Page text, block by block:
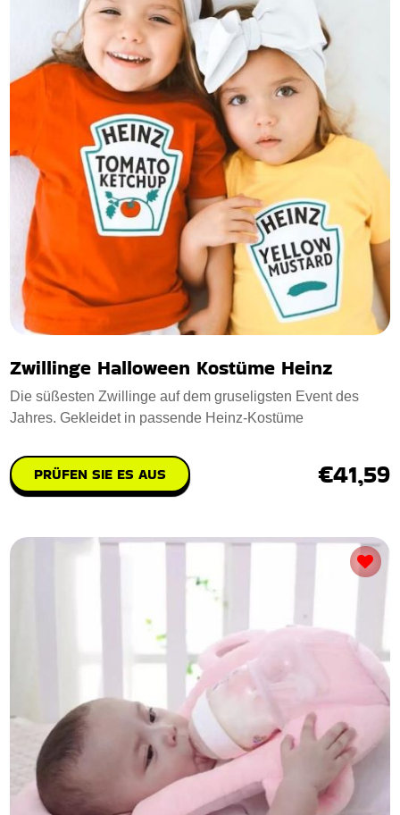
Zwillinge Halloween Kostüme Heinz
Die süßesten Zwillinge auf dem gruseligsten Event des
Jahres. Gekleidet in passende Heinz-Kostüme
PRÜFEN SIE ES AUS €41,59